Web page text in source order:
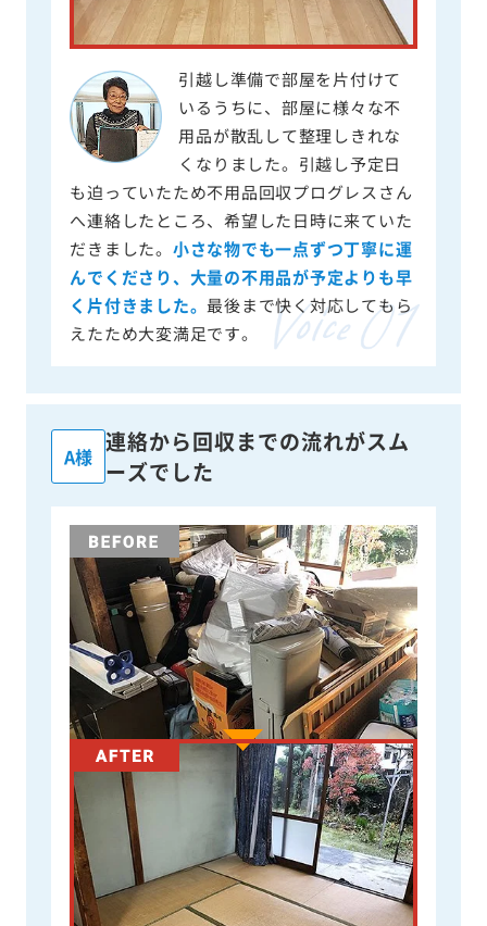
引越し準備で部屋を片付けて
いるうちに、部屋に様々な不
用品が散乱して整理しきれな
くなりました。引越し予定日
も迫っていたため不用品回収プログレスさん
へ連絡したところ、希望した日時に来ていた
だきました。 小さな物でも一点ずつ丁寧に運
んでくださり、大量の不用品が予定よりも早
く片付きました。 最後まで快く対応してもら
えたため大変満足です。
A様
連絡から回収までの流れがスム
ーズでした